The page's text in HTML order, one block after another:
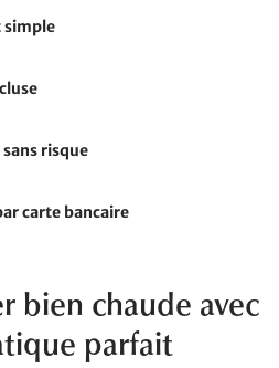
simple
sans risque
carte bancaire
bien chaude avec
parfait